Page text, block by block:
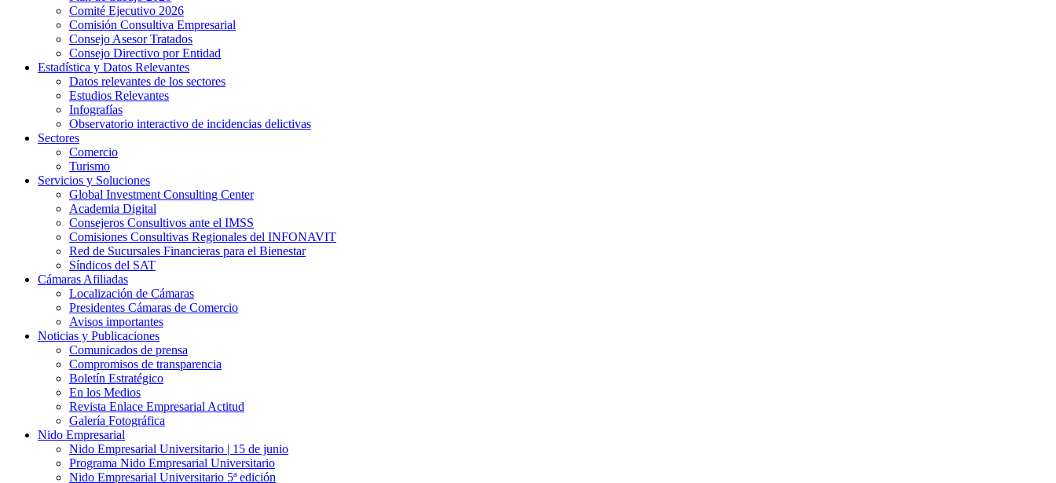
Comité Ejecutivo 2026
Comisión Consultiva Empresarial
Consejo Asesor Tratados
Consejo Directivo por Entidad
Estadística y Datos Relevantes
Datos relevantes de los sectores
Estudios Relevantes
Infografías
Observatorio interactivo de incidencias delictivas
Sectores
Comercio
Turismo
Servicios y Soluciones
Global Investment Consulting Center
Academia Digital
Consejeros Consultivos ante el IMSS
Comisiones Consultivas Regionales del INFONAVIT
Red de Sucursales Financieras para el Bienestar
Síndicos del SAT
Cámaras Afiliadas
Localización de Cámaras
Presidentes Cámaras de Comercio
Avisos importantes
Noticias y Publicaciones
Comunicados de prensa
Compromisos de transparencia
Boletín Estratégico
En los Medios
Revista Enlace Empresarial Actitud
Galería Fotográfica
Nido Empresarial
Nido Empresarial Universitario | 15 de junio
Programa Nido Empresarial Universitario
Nido Empresarial Universitario 5ª edición